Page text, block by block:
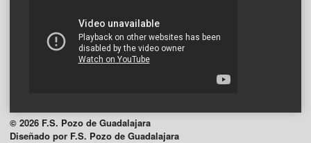
© 2026 F.S. Pozo de Guadalajara
Diseñado por F.S. Pozo de Guadalajara